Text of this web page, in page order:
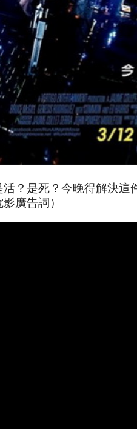
活？是死？今晚得解決這
廣告詞）